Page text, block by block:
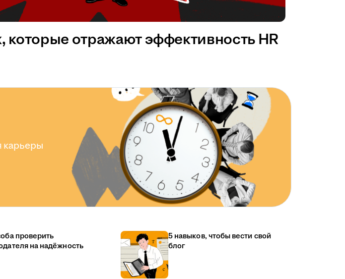
которые отражают эффективность HR
карьеры
проверить
на надёжность
5 навыков, чтобы вести свой
блог